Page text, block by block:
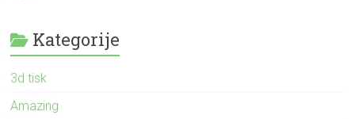
Kategorije
3d tisk
Amazing